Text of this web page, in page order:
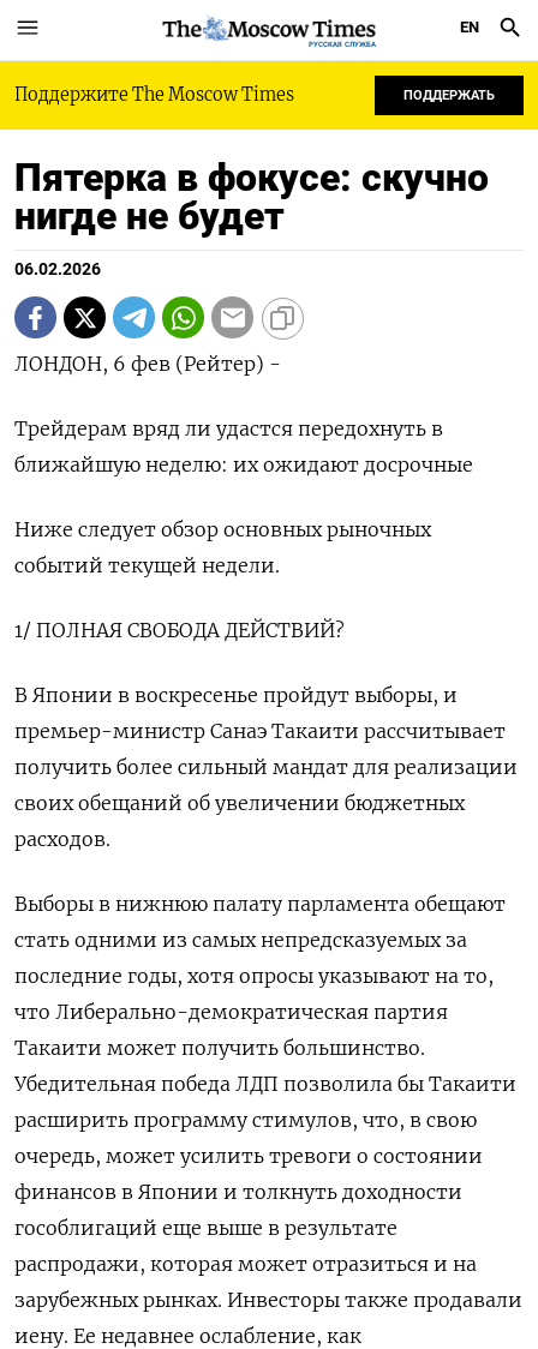
РУССКАЯ СЛУЖБА
EN
Поддержите The Moscow Times ПОДДЕРЖАТЬ
Пятерка в фокусе: скучно
нигде не будет
06.02.2026
ЛОНДОН, 6 фев (Рейтер) -
Трейдерам вряд ли удастся передохнуть в
ближайшую неделю: их ожидают досрочные
Ниже следует обзор основных рыночных
событий текущей недели.
1/ ПОЛНАЯ СВОБОДА ДЕЙСТВИЙ?
В Японии в воскресенье пройдут выборы, и
премьер-министр Санаэ Такаити рассчитывает
получить более сильный мандат для реализации
своих обещаний об увеличении бюджетных
расходов.
Выборы в нижнюю палату парламента обещают
стать одними из самых непредсказуемых за
последние ⁠годы, хотя опросы указывают на то,
что Либерально-демократическая партия
Такаити может получить большинство.
Убедительная победа ЛДП позволила бы Такаити
расширить программу стимулов, что, в свою
очередь, может усилить тревоги о состоянии
финансов в Японии и толкнуть доходности
гособлигаций еще выше в результате
распродажи, которая может отразиться и на
зарубежных рынках. Инвесторы также продавали
иену. Ее недавнее ослабление, как